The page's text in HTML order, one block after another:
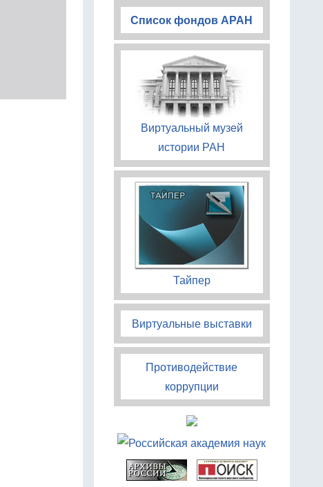
Список фондов АРАН
Виртуальный музей
истории РАН
Тайпер
Виртуальные выставки
Противодействие
коррупции